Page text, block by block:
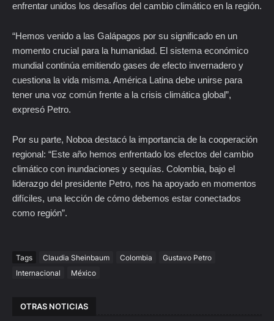
enfrentar unidos los desafíos del cambio climático en la región.
“Hemos venido a las Galápagos por su significado en un
momento crucial para la humanidad. El sistema económico
mundial continúa emitiendo gases de efecto invernadero y
cuestiona la vida misma. América Latina debe unirse para
tener una voz común frente a la crisis climática global”,
expresó Petro.
Por su parte, Noboa destacó la importancia de la cooperación
regional: “Este año hemos enfrentado los efectos del cambio
climático con inundaciones y sequías. Colombia, bajo el
liderazgo del presidente Petro, nos ha apoyado en momentos
difíciles, una lección de cómo debemos estar conectados
como región”.
Tags Claudia Sheinbaum Colombia
Gustavo Petro
Internacional
México
OTRAS NOTICIAS